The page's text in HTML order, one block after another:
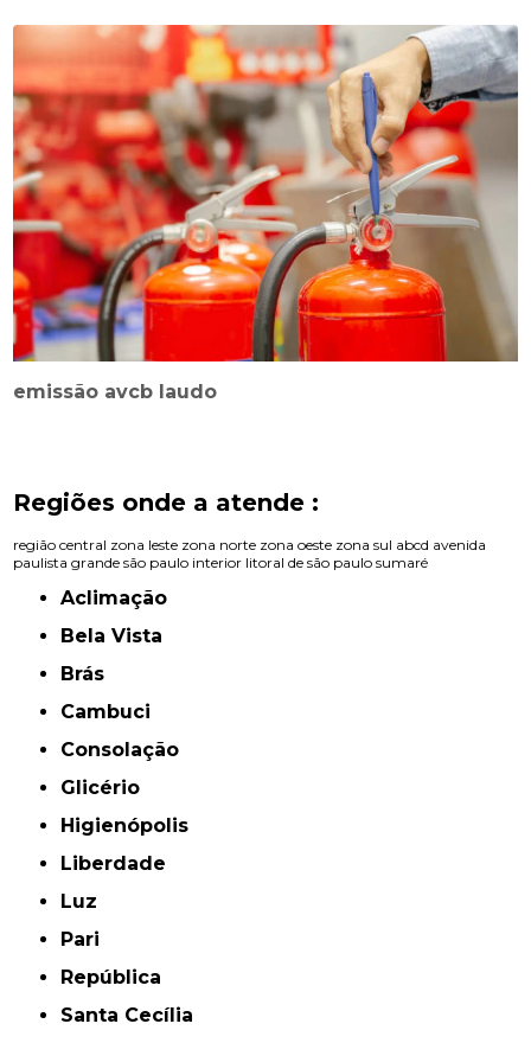
emissão avcb laudo
Regiões onde a atende :
região central zona leste zona norte zona oeste zona sul abcd avenida
paulista grande são paulo interior litoral de são paulo sumaré
Aclimação
Bela Vista
Brás
Cambuci
Consolação
Glicério
Higienópolis
Liberdade
Luz
Pari
República
Santa Cecília